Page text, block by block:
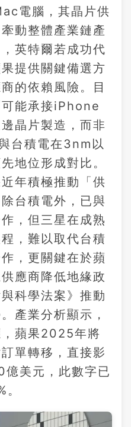
電腦，其晶片供
動整體產業鏈產
英特爾若成功代
提供關鍵備選方
的依賴風險。目
能承接iPhone
晶片製造，而非
台積電在3nm以
地位形成對比。
年積極推動「供
台積電外，已與
，但三星在成熟
，難以取代台積
，更關鍵在於蘋
應商降低地緣政
科學法案》推動
產業分析顯示，
蘋果2025年將
單轉移，直接影
美元，此數字已